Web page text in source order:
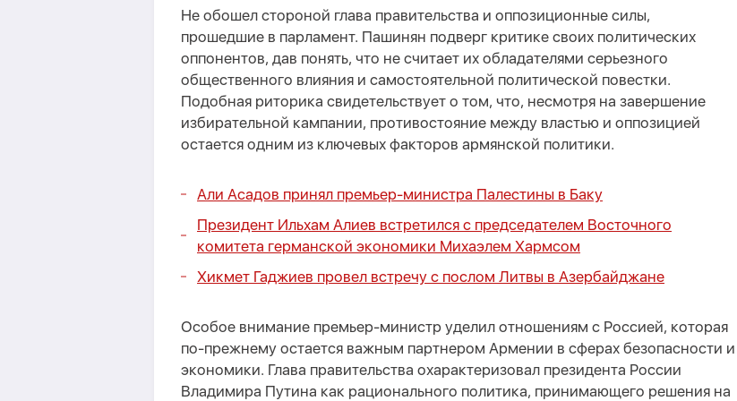
Не обошел стороной глава правительства и оппозиционные силы,
прошедшие в парламент. Пашинян подверг критике своих политических
оппонентов, дав понять, что не считает их обладателями серьезного
общественного влияния и самостоятельной политической повестки.
Подобная риторика свидетельствует о том, что, несмотря на завершение
избирательной кампании, противостояние между властью и оппозицией
остается одним из ключевых факторов армянской политики.
Али Асадов принял премьер-министра Палестины в Баку
Президент Ильхам Алиев встретился с председателем Восточного
комитета германской экономики Михаэлем Хармсом
Хикмет Гаджиев провел встречу с послом Литвы в Азербайджане
Особое внимание премьер-министр уделил отношениям с Россией, которая
по-прежнему остается важным партнером Армении в сферах безопасности и
экономики. Глава правительства охарактеризовал президента России
Владимира Путина как рационального политика, принимающего решения на